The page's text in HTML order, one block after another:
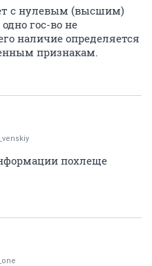
с нулевым (высшим)
гос-во не
наличие определяется
признакам.
похлеще